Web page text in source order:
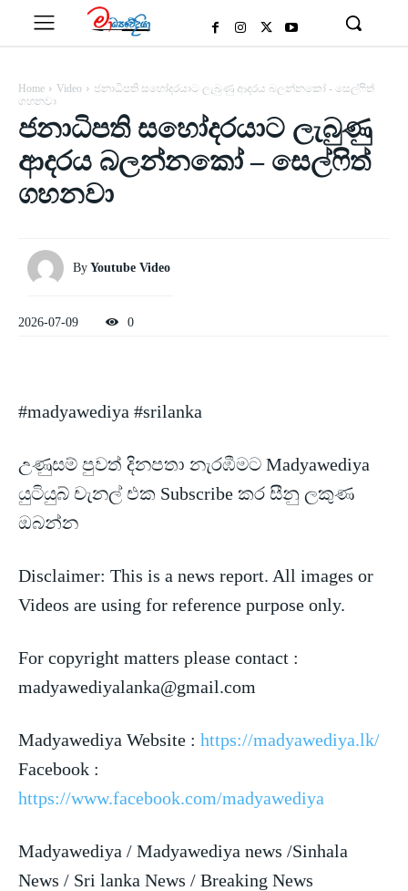
Home Video
ජනාධිපති සහෝදරයාට ලැබුණු ආදරය බලන්නකෝ - සෙල්ෆිත්
ගහනවා
ජනාධිපති සහෝදරයාට ලැබුණු
ආදරය බලන්නකෝ – සෙල්ෆිත්
ගහනවා
By Youtube Video
2026-07-09 0
#madyawediya #srilanka
උණුසම් පුවත් දිනපතා නැරඹීමට Madyawediya
යුටියුබ් චැනල් එක Subscribe කර සීනු ලකුණ
ඔබන්න
Disclaimer: This is a news report. All images or
Videos are using for reference purpose only.
For copyright matters please contact :
madyawediyalanka@gmail.com
Madyawediya Website : https://madyawediya.lk/
Facebook :
https://www.facebook.com/madyawediya
Madyawediya / Madyawediya news /Sinhala
News / Sri lanka News / Breaking News